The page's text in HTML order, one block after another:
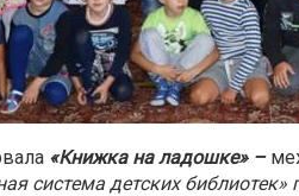
«Книжка на ладошке» –
система детских библиотек»